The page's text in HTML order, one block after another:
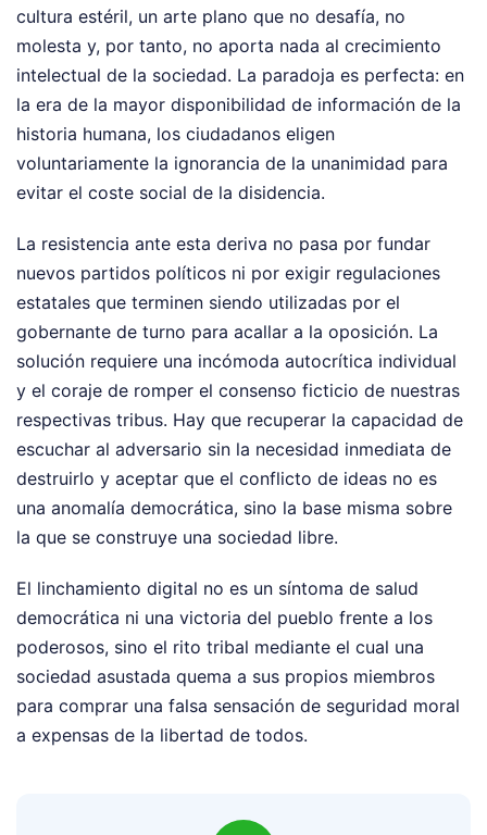
cultura estéril, un arte plano que no desafía, no
molesta y, por tanto, no aporta nada al crecimiento
intelectual de la sociedad. La paradoja es perfecta: en
la era de la mayor disponibilidad de información de la
historia humana, los ciudadanos eligen
voluntariamente la ignorancia de la unanimidad para
evitar el coste social de la disidencia.
La resistencia ante esta deriva no pasa por fundar
nuevos partidos políticos ni por exigir regulaciones
estatales que terminen siendo utilizadas por el
gobernante de turno para acallar a la oposición. La
solución requiere una incómoda autocrítica individual
y el coraje de romper el consenso ficticio de nuestras
respectivas tribus. Hay que recuperar la capacidad de
escuchar al adversario sin la necesidad inmediata de
destruirlo y aceptar que el conflicto de ideas no es
una anomalía democrática, sino la base misma sobre
la que se construye una sociedad libre.
El linchamiento digital no es un síntoma de salud
democrática ni una victoria del pueblo frente a los
poderosos, sino el rito tribal mediante el cual una
sociedad asustada quema a sus propios miembros
para comprar una falsa sensación de seguridad moral
a expensas de la libertad de todos.